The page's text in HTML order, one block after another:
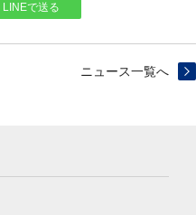
LINEで送る
ニュース一覧へ